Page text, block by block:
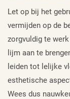
Let op bij het
vermijden op de
zorgvuldig te
lijm aan te
leiden tot lelijke
esthetische
Wees dus